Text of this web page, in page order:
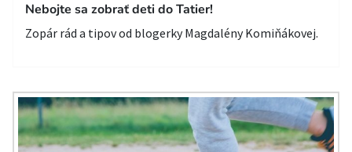
Nebojte sa zobrať deti do Tatier!
Zopár rád a tipov od blogerky Magdalény Komiňákovej.